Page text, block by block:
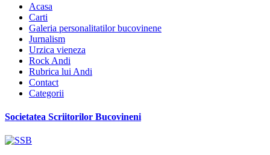
Acasa
Carti
Galeria personalitatilor bucovinene
Jurnalism
Urzica vieneza
Rock Andi
Rubrica lui Andi
Contact
Categorii
Societatea Scriitorilor Bucovineni